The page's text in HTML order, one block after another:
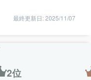
最終更新日: 2025/11/07
2位